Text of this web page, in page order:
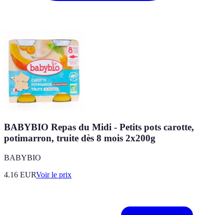
BABYBIO Repas du Midi - Petits pots carotte,
potimarron, truite dès 8 mois 2x200g
BABYBIO
4.16 EURVoir le prix